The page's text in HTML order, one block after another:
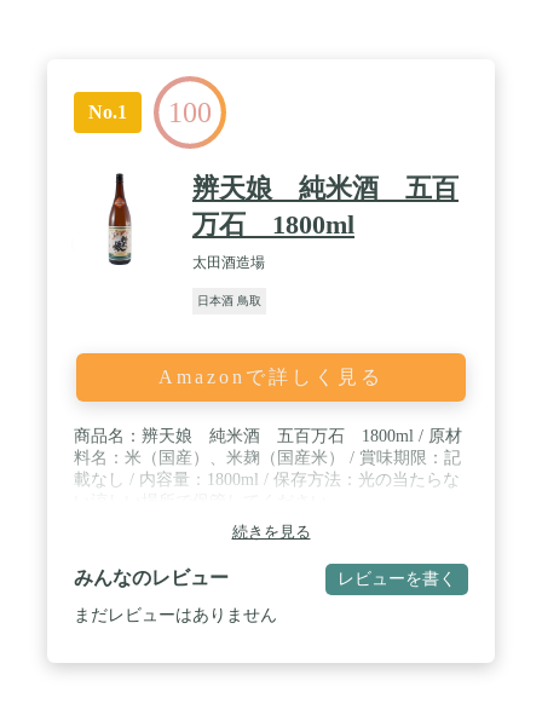
No.1 100
辨天娘 純米酒 五百
万石 1800ml
太田酒造場
日本酒 鳥取
Amazonで詳しく見る
商品名：辨天娘 純米酒 五百万石 1800ml / 原材
料名：米（国産）、米麹（国産米） / 賞味期限：記
載なし / 内容量：1800ml / 保存方法：光の当たらな
続きを見る
みんなのレビュー レビューを書く
まだレビューはありません